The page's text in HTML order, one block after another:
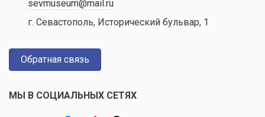
sevmuseum@mail.ru
г. Севастополь, Исторический бульвар, 1
Обратная связь
МЫ В СОЦИАЛЬНЫХ СЕТЯХ